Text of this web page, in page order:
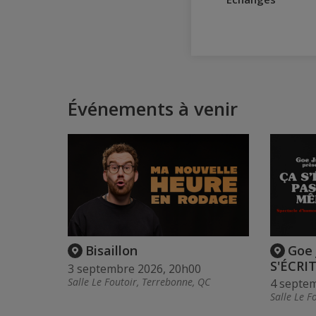
Événements à venir
Bisaillon
3 septembre 2026, 20h00
Salle Le Foutoir, Terrebonne, QC 4
Salle Le